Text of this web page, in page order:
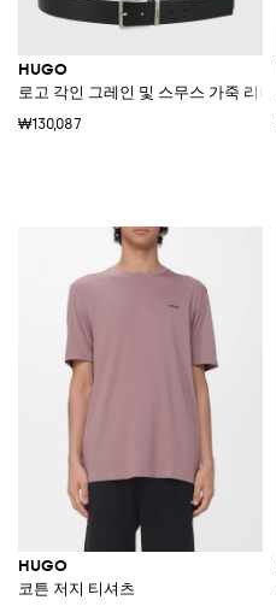
HUGO
로고 각인 그레인 및 스무스 가죽 리
₩130,087
HUGO
코튼 저지 티셔츠